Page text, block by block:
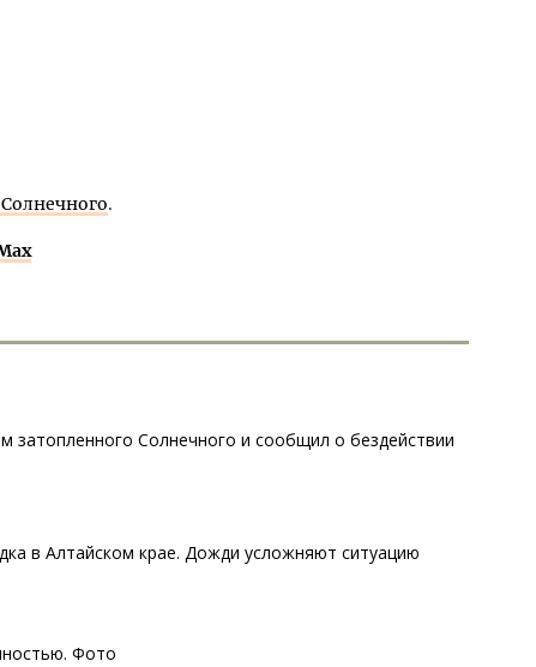
.
затопленного Солнечного и сообщил о бездействии
в Алтайском крае. Дожди усложняют ситуацию
Фото